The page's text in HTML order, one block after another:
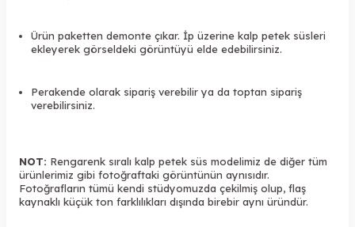
Ürün paketten demonte çıkar. İp üzerine kalp petek süsleri
ekleyerek görseldeki görüntüyü elde edebilirsiniz.
Perakende olarak sipariş verebilir ya da toptan sipariş
verebilirsiniz.
NOT: Rengarenk sıralı kalp petek süs modelimiz de diğer tüm
ürünlerimiz gibi fotoğraftaki görüntünün aynısıdır.
Fotoğrafların tümü kendi stüdyomuzda çekilmiş olup, flaş
kaynaklı küçük ton farklılıkları dışında birebir aynı üründür.